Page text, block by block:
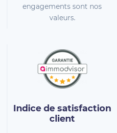
engagements sont nos
valeurs.
Indice de satisfaction
client